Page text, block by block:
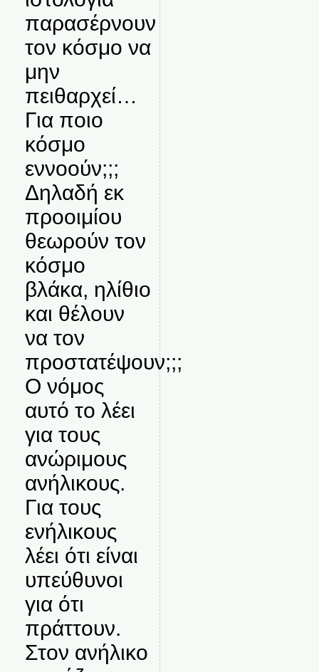
παρασέρνουν
τον κόσμο να
μην
πειθαρχεί…
Για ποιο
κόσμο
εννοούν;;;
Δηλαδή εκ
προοιμίου
θεωρούν τον
κόσμο
βλάκα, ηλίθιο
και θέλουν
να τον
προστατέψουν;;;
Ο νόμος
αυτό το λέει
για τους
ανώριμους
ανήλικους.
Για τους
ενήλικους
λέει ότι είναι
υπεύθυνοι
για ότι
πράττουν.
Στον ανήλικο